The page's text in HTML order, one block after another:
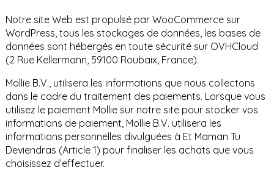
Notre site Web est propulsé par WooCommerce sur
WordPress, tous les stockages de données, les bases de
données sont hébergés en toute sécurité sur OVHCloud
(2 Rue Kellermann, 59100 Roubaix, France).
Mollie B.V., utilisera les informations que nous collectons
dans le cadre du traitement des paiements. Lorsque vous
utilisez le paiement Mollie sur notre site pour stocker vos
informations de paiement, Mollie B.V. utilisera les
informations personnelles divulguées à Et Maman Tu
Deviendras (Article 1) pour finaliser les achats que vous
choisissez d’effectuer.